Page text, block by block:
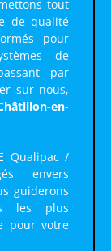
tout
de qualité
pour
de
par
sur nous,
en-
Qualipac /
envers
guiderons
les plus
pour votre